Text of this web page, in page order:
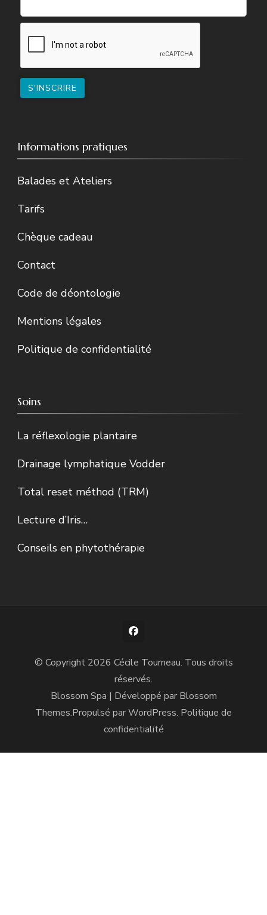
Informations pratiques
Balades et Ateliers
Tarifs
Chèque cadeau
Contact
Code de déontologie
Mentions légales
Politique de confidentialité
Soins
La réflexologie plantaire
Drainage lymphatique Vodder
Total reset méthod (TRM)
Lecture d’Iris…
Conseils en phytothérapie
© Copyright 2026 Cécile Tourneau. Tous droits
réservés.
Blossom Spa | Développé par Blossom
Themes.Propulsé parWordPress. Politique de
confidentialité